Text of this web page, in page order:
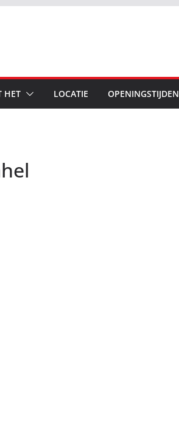
HET LOCATIE OPENINGSTIJDEN